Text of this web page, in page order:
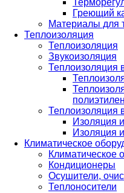
Греющий
Материалы для
Теплоизоляция
Теплоизоляция
Звукоизоляция
Теплоизоляция
Теплоизоляция
Изоляция
Изоляция
Климатическое
Климатическое
Кондиционеры
Осушители,
Теплоносители